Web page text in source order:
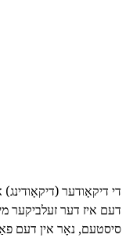
די דיקאָודער (דיקאָודינג)
דעם איז דער זעלביקער
סיסטעם, נאָר אין דעם